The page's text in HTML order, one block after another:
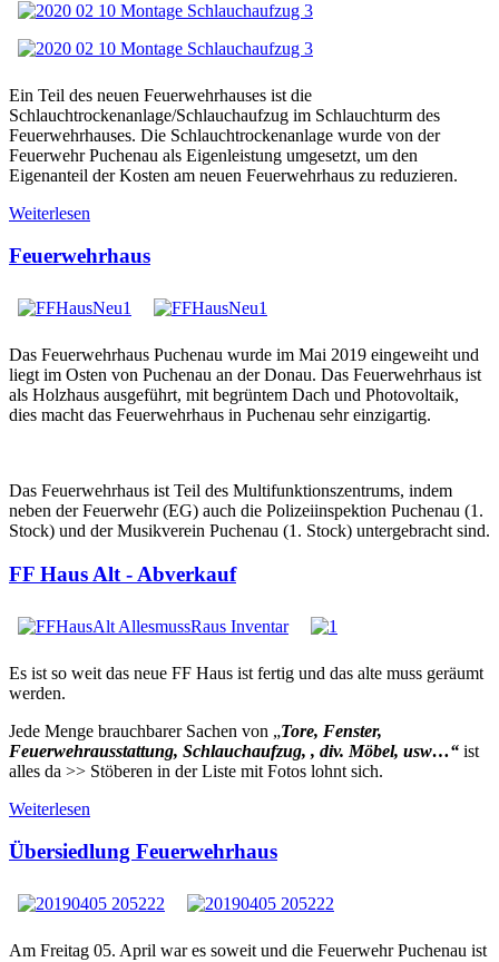
Ein Teil des neuen Feuerwehrhauses ist die
Schlauchtrockenanlage/Schlauchaufzug im Schlauchturm des
Feuerwehrhauses. Die Schlauchtrockenanlage wurde von der
Feuerwehr Puchenau als Eigenleistung umgesetzt, um den
Eigenanteil der Kosten am neuen Feuerwehrhaus zu reduzieren.
Weiterlesen
Feuerwehrhaus
Das Feuerwehrhaus Puchenau wurde im Mai 2019 eingeweiht und
liegt im Osten von Puchenau an der Donau. Das Feuerwehrhaus ist
als Holzhaus ausgeführt, mit begrüntem Dach und Photovoltaik,
dies macht das Feuerwehrhaus in Puchenau sehr einzigartig.
Das Feuerwehrhaus ist Teil des Multifunktionszentrums, indem
neben der Feuerwehr (EG) auch die Polizeiinspektion Puchenau (1.
Stock) und der Musikverein Puchenau (1. Stock) untergebracht sind.
FF Haus Alt - Abverkauf
Es ist so weit das neue FF Haus ist fertig und das alte muss geräumt
werden.
Jede Menge brauchbarer Sachen von „Tore, Fenster,
Feuerwehrausstattung, Schlauchaufzug, , div. Möbel, usw…“ ist
alles da >> Stöberen in der Liste mit Fotos lohnt sich.
Weiterlesen
Übersiedlung Feuerwehrhaus
Am Freitag 05. April war es soweit und die Feuerwehr Puchenau ist